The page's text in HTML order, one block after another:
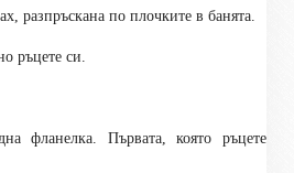
разпръскана по плочките в банята.
ръцете си.
фланелка. Първата, която ръцете